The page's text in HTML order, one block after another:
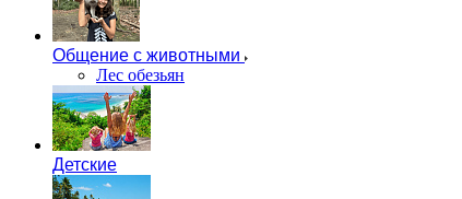
Общение с животными
Лес обезьян
Детские